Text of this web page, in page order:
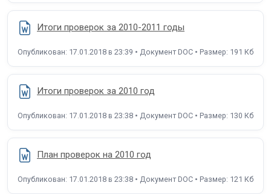
Итоги проверок за 2010-2011 годы
Опубликован: 17.01.2018 в 23:39 • Документ DOC • Размер: 191 Кб
Итоги проверок за 2010 год
Опубликован: 17.01.2018 в 23:38 • Документ DOC • Размер: 130 Кб
План проверок на 2010 год
Опубликован: 17.01.2018 в 23:38 • Документ DOC • Размер: 121 Кб